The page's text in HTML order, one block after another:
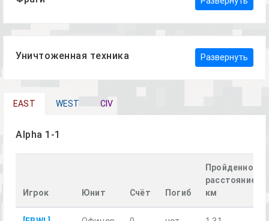
Уничтоженная техника Развернуть
EAST WEST CIV
Alpha 1-1
Игрок Юнит Счёт Погиб
Пройденное
расстояние,
км